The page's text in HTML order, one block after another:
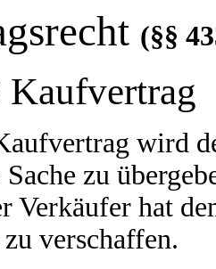
(§§
wird
zu
Verkäufer hat
verschaffen.